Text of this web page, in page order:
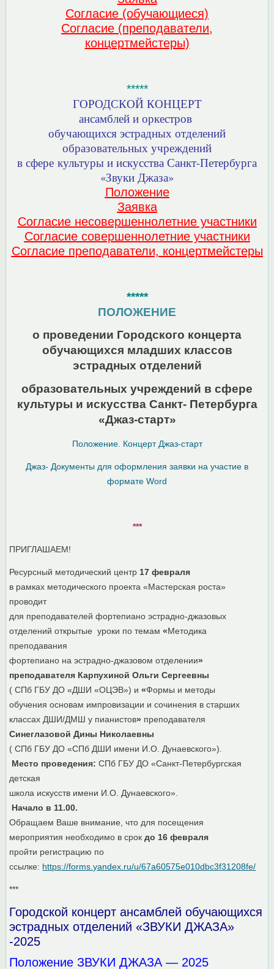
Согласие (обучающиеся)
Согласие (преподаватели,
концертмейстеры)
*****
ГОРОДСКОЙ КОНЦЕРТ
ансамблей и оркестров
обучающихся эстрадных отделений
образовательных учреждений
в сфере культуры и искусства Санкт-Петербурга
«Звуки Джаза»
Положение
Заявка
Согласие несовершеннолетние участники
Согласие совершеннолетние участники
Согласие преподаватели, концертмейстеры
*****
ПОЛОЖЕНИЕ
о проведении Городского концерта
обучающихся младших классов
эстрадных отделений
образовательных учреждений в сфере
культуры и искусства Санкт- Петербурга
«Джаз-старт»
Положение. Концерт Джаз-старт
Джаз- Документы для оформления заявки на участие в
формате Word
***
ПРИГЛАШАЕМ!
Ресурсный методический центр 17 февраля
в рамках методического проекта «Мастерская роста»
проводит
для преподавателей фортепиано эстрадно-джазовых
отделений открытые уроки по темам «Методика
преподавания
фортепиано на эстрадно-джазовом отделении»
преподавателя Карпухиной Ольги Сергеевны
( СПб ГБУ ДО «ДШИ «ОЦЭВ») и«Формы и методы
обучения основам импровизации и сочинения в старших
классах ДШИ/ДМШ у пианистов» преподавателя
Синеглазовой Дины Николаевны
( СПб ГБУ ДО «СПб ДШИ имени И.О. Дунаевского»).
Место проведения:СПб ГБУ ДО «Санкт-Петербургская
детская
школа искусств имени И.О. Дунаевского».
Начало в 11.00.
Обращаем Ваше внимание, что для посещения
мероприятия необходимо в срокдо 16 февраля
пройти регистрацию по
ссылке: https://forms.yandex.ru/u/67a60575e010dbc3f31208fe/
***
Городской концерт ансамблей обучающихся
эстрадных отделений «ЗВУКИ ДЖАЗА»
-2025
Положение ЗВУКИ ДЖАЗА — 2025